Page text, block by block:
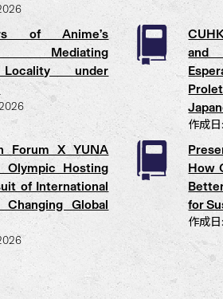
of Anime’s
Mediating
under
and
作成
Forum X YUNA
Olympic Hosting
of International
Global
How
for
作成日